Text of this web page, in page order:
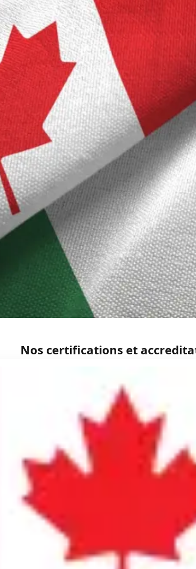
Nos certifications et